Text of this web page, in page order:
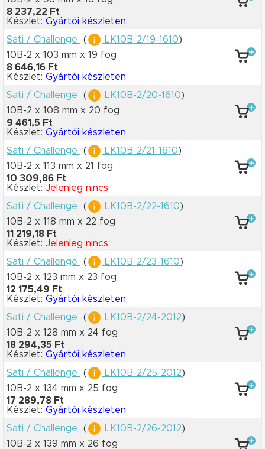
8 237,22 Ft
Készlet: Gyártói készleten
Sati / Challenge
( LK10B-2/19-1610)
10B-2 x 103 mm x 19 fog
8 646,16 Ft
Készlet: Gyártói készleten
Sati / Challenge
( LK10B-2/20-1610)
10B-2 x 108 mm x 20 fog
9 461,5 Ft
Készlet: Gyártói készleten
Sati / Challenge
( LK10B-2/21-1610)
10B-2 x 113 mm x 21 fog
10 309,86 Ft
Készlet: Jelenleg nincs
Sati / Challenge
( LK10B-2/22-1610)
10B-2 x 118 mm x 22 fog
11 219,18 Ft
Készlet: Jelenleg nincs
Sati / Challenge
( LK10B-2/23-1610)
10B-2 x 123 mm x 23 fog
12 175,49 Ft
Készlet: Gyártói készleten
Sati / Challenge
( LK10B-2/24-2012)
10B-2 x 128 mm x 24 fog
18 294,35 Ft
Készlet: Gyártói készleten
Sati / Challenge
( LK10B-2/25-2012)
10B-2 x 134 mm x 25 fog
17 289,78 Ft
Készlet: Gyártói készleten
Sati / Challenge
( LK10B-2/26-2012)
10B-2 x 139 mm x 26 fog